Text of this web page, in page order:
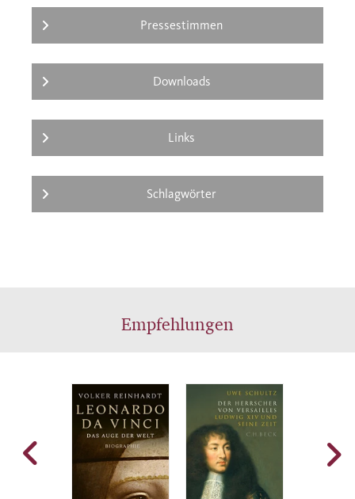
Pressestimmen
Downloads
Links
Schlagwörter
Empfehlungen